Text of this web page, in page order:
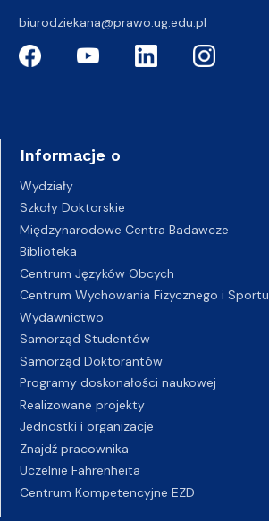
biurodziekana@prawo.ug.edu.pl
Informacje o
Wydziały
Szkoły Doktorskie
Międzynarodowe Centra Badawcze
Biblioteka
Centrum Języków Obcych
Centrum Wychowania Fizycznego i Sportu
Wydawnictwo
Samorząd Studentów
Samorząd Doktorantów
Programy doskonałości naukowej
Realizowane projekty
Jednostki i organizacje
Znajdź pracownika
Uczelnie Fahrenheita
Centrum Kompetencyjne EZD